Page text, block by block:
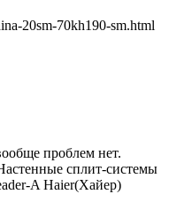
20sm-70kh190-sm.html
проблем нет.
сплит-системы
A Haier(Хайер)